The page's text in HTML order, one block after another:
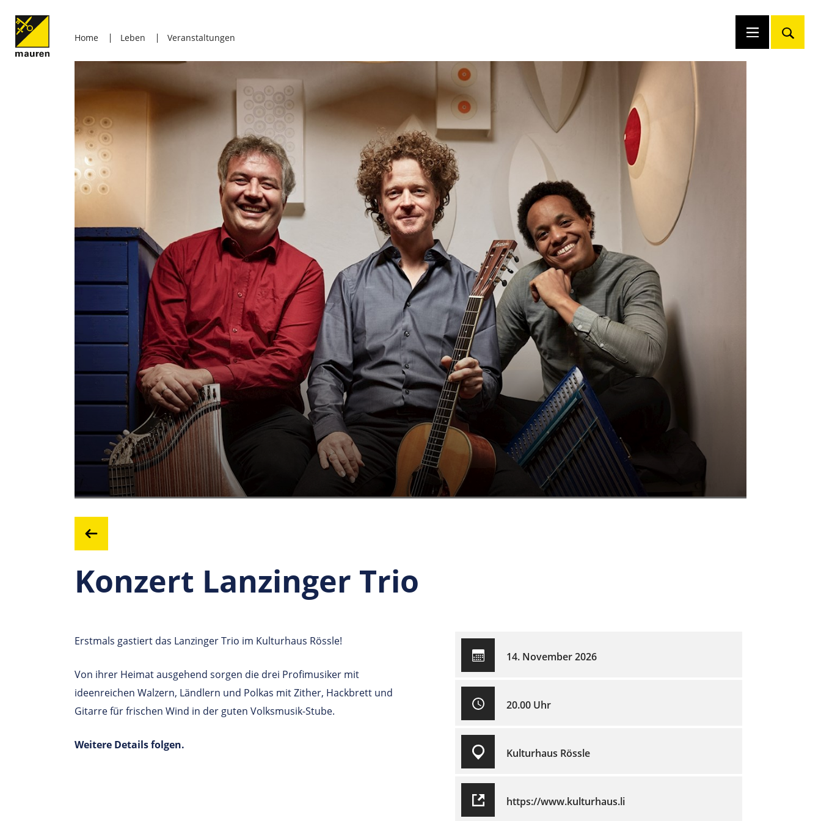
Home Leben Veranstaltungen
Konzert Lanzinger Trio
Erstmals gastiert das Lanzinger Trio im Kulturhaus Rössle!
Von ihrer Heimat ausgehend sorgen die drei Profimusiker mit
ideenreichen Walzern, Ländlern und Polkas mit Zither, Hackbrett und
Gitarre für frischen Wind in der guten Volksmusik-Stube.
Weitere Details folgen.
14. November 2026
20.00 Uhr
Kulturhaus Rössle
https://www.kulturhaus.li